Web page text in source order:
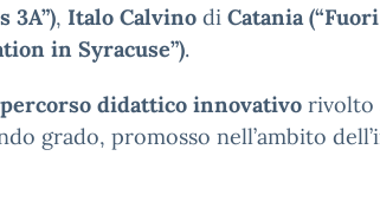
3A”), Italo Calvino di Catania
in Syracuse”).
percorso didattico innovativo rivolto
grado, promosso nell’ambito